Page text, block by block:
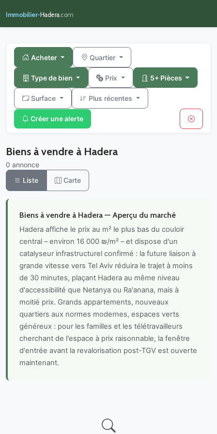
Immobilier-Hadera.com
Acheter Quartier
Type de bien Prix 5+ Pièces
Surface Plus récentes
Créer une alerte
Biens à vendre à Hadera
0 annonce
Liste
Carte
Biens à vendre à Hadera — Aperçu du marché
Hadera affiche le prix au m² le plus bas du couloir
central – environ 16 000 ₪/m² – et dispose d'un
catalyseur infrastructurel confirmé : la future liaison à
grande vitesse vers Tel Aviv réduira le trajet à moins
de 30 minutes, plaçant Hadera au même niveau
d'accessibilité que Netanya ou Ra'anana, mais à
moitié prix. Grands appartements, nouveaux
quartiers aux normes modernes, espaces verts
généreux : pour les familles et les télétravailleurs
cherchant de l'espace à prix raisonnable, la fenêtre
d'entrée avant la revalorisation post-TGV est ouverte
maintenant.